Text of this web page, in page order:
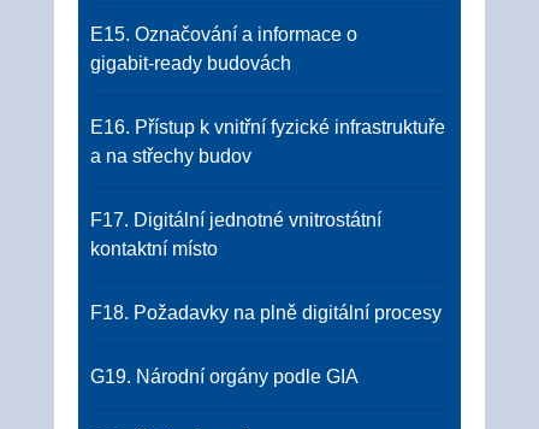
E15. Označování a informace o
gigabit‑ready budovách
E16. Přístup k vnitřní fyzické infrastruktuře
a na střechy budov
F17. Digitální jednotné vnitrostátní
kontaktní místo
F18. Požadavky na plně digitální procesy
G19. Národní orgány podle GIA